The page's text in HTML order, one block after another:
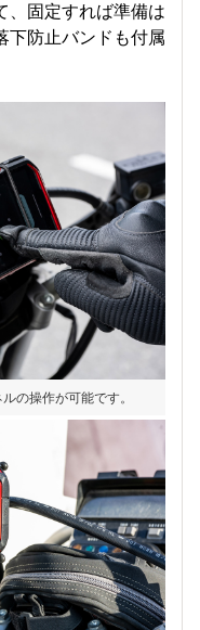
固定すれば準備は
下防止バンドも付属
の操作が可能です。